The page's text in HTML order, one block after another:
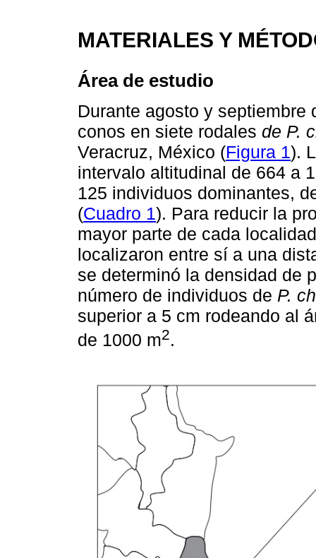
MATERIALES Y
Área de estudio
Durante agosto y
conos en siete rodales de P.
Veracruz, México (Figura 1).
intervalo altitudinal de 664 a
125 individuos dominantes,
(Cuadro 1). Para reducir la
mayor parte de cada
localizaron entre sí a una
se determinó la densidad de
número de individuos de P.
superior a 5 cm rodeando al
de 1000 m2.